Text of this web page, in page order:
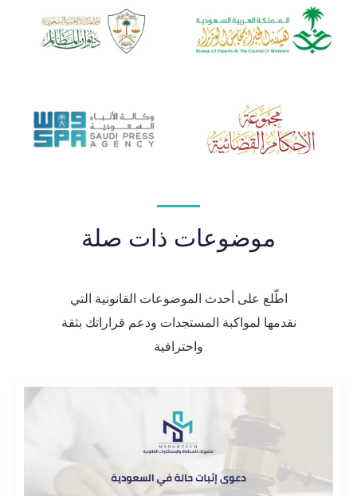
موضوعات ذات صلة
اطّلع على أحدث الموضوعات القانونية التي
نقدمها لمواكبة المستجدات ودعم قراراتك بثقة
واحترافية